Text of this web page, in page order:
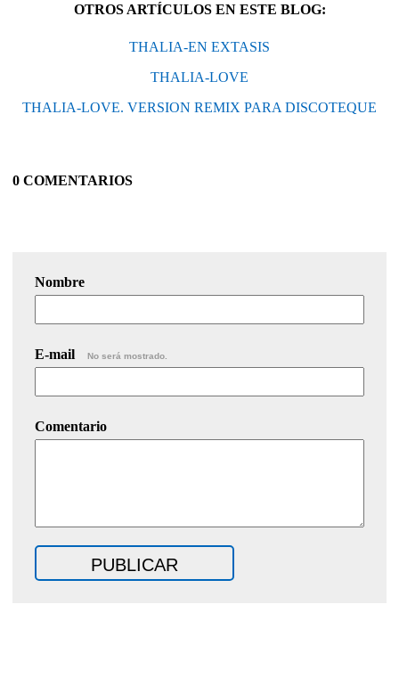
OTROS ARTÍCULOS EN ESTE BLOG:
THALIA-EN EXTASIS
THALIA-LOVE
THALIA-LOVE. VERSION REMIX PARA DISCOTEQUE
0 COMENTARIOS
Nombre
E-mail No será mostrado.
Comentario